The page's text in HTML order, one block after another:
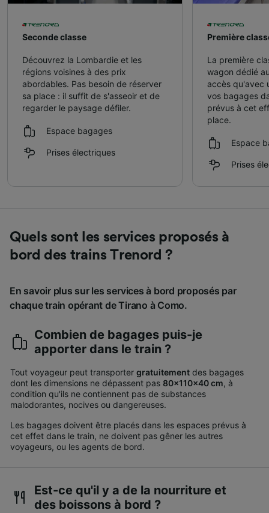
Seconde classe
Découvrez la Lombardie et les
régions voisines à des prix
abordables. Pas besoin de réserver
sa place : il suffit de s'asseoir et de
regarder le paysage défiler.
Espace bagages
Prises électriques
Première
La première
wagon dédié
accès qu'avec
vos bagages
prévus à cet
place.
Espace
Prises
Quels sont les services proposés à
bord des trains Trenord ?
En savoir plus sur les services à bord proposés par
chaque train opérant de Tirano à Como.
Combien de bagages puis-je
apporter dans le train ?
Tout voyageur peut transporter gratuitement des bagages
dont les dimensions ne dépassent pas 80x110x40 cm, à
condition qu'ils ne contiennent pas de substances
malodorantes, nocives ou dangereuses.
Les bagages doivent être placés dans les espaces prévus à
cet effet dans le train, ne doivent pas gêner les autres
voyageurs, ou les agents de bord.
Est-ce qu'il y a de la nourriture et
des boissons à bord ?